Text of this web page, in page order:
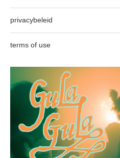
privacybeleid
terms of use